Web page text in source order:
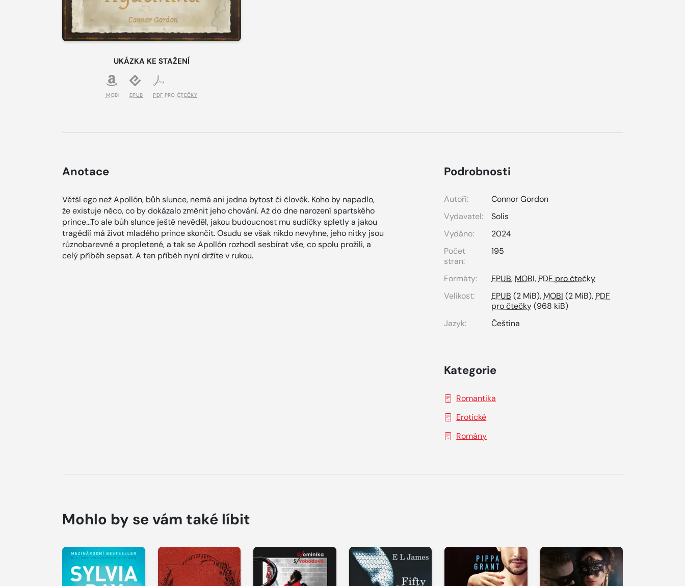
UKÁZKA KE STAŽENÍ
MOBI EPUB PDF PRO ČTEČKY
Anotace
Větší ego než Apollón, bůh slunce, nemá ani jedna bytost či člověk. Koho by napadlo,
že existuje něco, co by dokázalo změnit jeho chování. Až do dne narození spartského
prince...To ale bůh slunce ještě nevěděl, jakou budoucnost mu sudičky spletly a jakou
tragédií má život mladého prince skončit. Osudu se však nikdo nevyhne, jeho nitky jsou
různobarevné a propletené, a tak se Apollón rozhodl sesbírat vše, co spolu prožili, a
celý příběh sepsat. A ten příběh nyní držíte v rukou.
Podrobnosti
Autoři:
Connor Gordon
Vydavatel:
Solis
Vydáno:
2024
Počet
stran:
195
Formáty: EPUB, MOBI, PDF pro čtečky
Velikost:
EPUB (2 MiB), MOBI (2 MiB), PDF
pro čtečky(968 kiB)
Jazyk:
Čeština
Kategorie
Romantika
Erotické
Romány
Mohlo by se vám také líbit